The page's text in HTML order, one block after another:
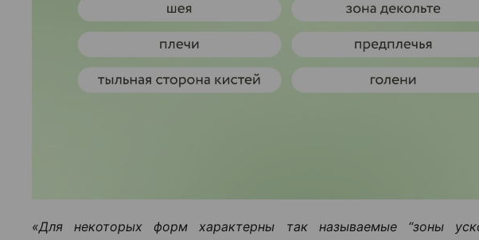
«Для некоторых форм характерны так называемые “зоны